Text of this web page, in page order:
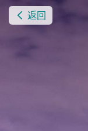
返回